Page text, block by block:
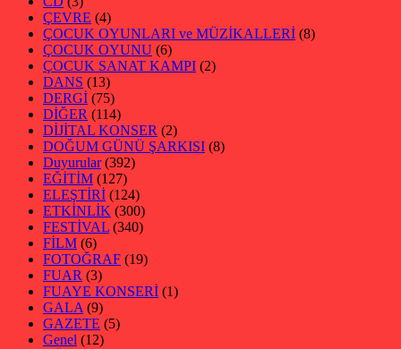
ÇEVRE (4)
ÇOCUK OYUNLARI ve MÜZİKALLERİ (8)
ÇOCUK OYUNU (6)
ÇOCUK SANAT KAMPI (2)
DANS (13)
DERGİ (75)
DİĞER (114)
DİJİTAL KONSER (2)
DOĞUM GÜNÜ ŞARKISI (8)
Duyurular(392)
EĞİTİM (127)
ELEŞTİRİ (124)
ETKİNLİK (300)
FESTİVAL (340)
FİLM (6)
FOTOĞRAF (19)
FUAR (3)
FUAYE KONSERİ (1)
GALA (9)
GAZETE (5)
Genel (12)